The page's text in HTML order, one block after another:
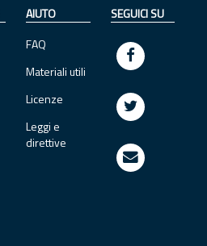
AIUTO
FAQ
Materiali utili
Licenze
Leggi e
direttive
SEGUICI SU